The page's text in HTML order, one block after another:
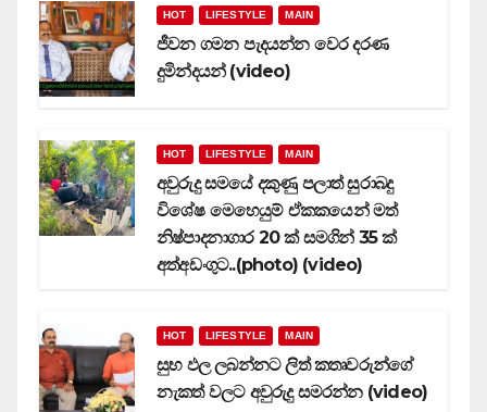
HOT LIFESTYLE MAIN
ජීවන ගමන පැදයන්න වෙර දරණ
දුමින්දයන් (video)
HOT LIFESTYLE MAIN
අවුරුදු සමයේ දකුණු පලාත් සුරාබදු
විශේෂ මෙහෙයුම් ඒකකයෙන් මත්
නිෂ්පාදනාගාර 20 ක් සමගින් 35 ක්
අත්අඩංගුට..(photo) (video)
HOT LIFESTYLE MAIN
සුභ ඵල ලබන්නට ලිත් කතෘවරුන්ගේ
නැකත් වලට අවුරුදු සමරන්න (video)